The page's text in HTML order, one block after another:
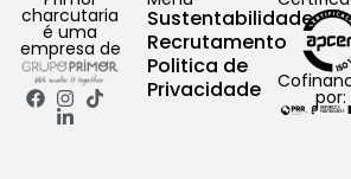
charcutaria
é uma
empresa de
Sustentabilidade
Recrutamento
Politica de
Privacidade
por: